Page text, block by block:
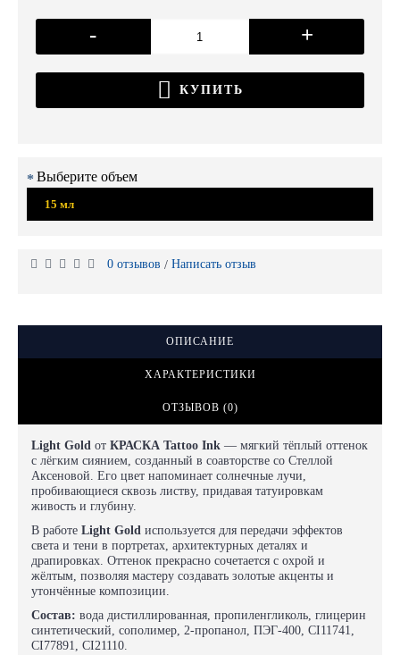
- +
КУПИТЬ
Выберите объем
15 мл
0 отзывов / Написать отзыв
ОПИСАНИЕ
ХАРАКТЕРИСТИКИ
ОТЗЫВОВ (0)
Light Gold от КРАСКА Tattoo Ink — мягкий тёплый оттенок
с лёгким сиянием, созданный в соавторстве со Стеллой
Аксеновой. Его цвет напоминает солнечные лучи,
пробивающиеся сквозь листву, придавая татуировкам
живость и глубину.
В работе Light Gold используется для передачи эффектов
света и тени в портретах, архитектурных деталях и
драпировках. Оттенок прекрасно сочетается с охрой и
жёлтым, позволяя мастеру создавать золотые акценты и
утончённые композиции.
Состав: вода дистиллированная, пропиленгликоль, глицерин
синтетический, сополимер, 2-пропанол, ПЭГ-400, CI11741,
CI77891, CI21110.